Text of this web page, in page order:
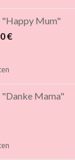
"Happy Mum"
€
Mama"